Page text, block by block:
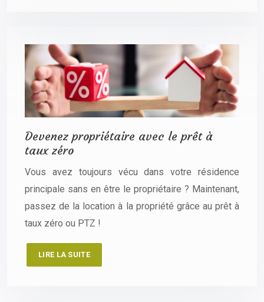
Devenez propriétaire avec le prêt à
taux zéro
Vous avez toujours vécu dans votre résidence
principale sans en être le propriétaire ? Maintenant,
passez de la location à la propriété grâce au prêt à
taux zéro ou PTZ !
LIRE LA SUITE